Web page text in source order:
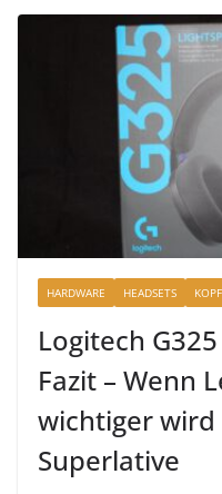
HARDWARE HEADSETS
Logitech G325
Fazit – Wenn
wichtiger wird
Superlative